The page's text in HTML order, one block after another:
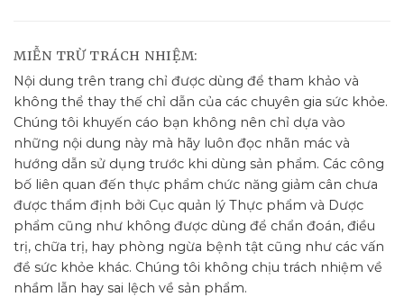
MIỄN TRỪ TRÁCH NHIỆM:
Nội dung trên trang chỉ được dùng để tham khảo và
không thể thay thế chỉ dẫn của các chuyên gia sức khỏe.
Chúng tôi khuyến cáo bạn không nên chỉ dựa vào
những nội dung này mà hãy luôn đọc nhãn mác và
hướng dẫn sử dụng trước khi dùng sản phẩm. Các công
bố liên quan đến thực phẩm chức năng giảm cân chưa
được thẩm định bởi Cục quản lý Thực phẩm và Dược
phẩm cũng như không được dùng để chẩn đoán, điều
trị, chữa trị, hay phòng ngừa bệnh tật cũng như các vấn
đề sức khỏe khác. Chúng tôi không chịu trách nhiệm về
nhầm lẫn hay sai lệch về sản phẩm.